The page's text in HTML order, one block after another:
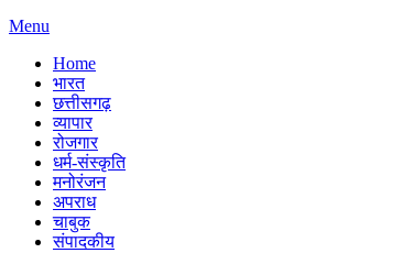
Menu
Home
भारत
छत्तीसगढ़
व्यापार
रोजगार
धर्म-संस्कृति
मनोरंजन
अपराध
चाबुक
संपादकीय